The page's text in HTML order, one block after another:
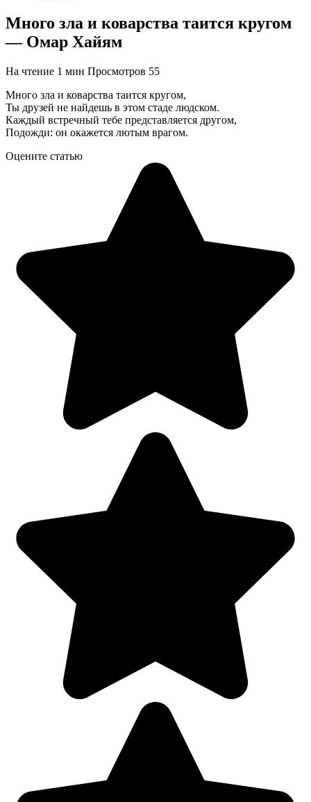
Много зла и коварства таится кругом
— Омар Хайям
На чтение 1 мин Просмотров 55
Много зла и коварства таится кругом,
Ты друзей не найдешь в этом стаде людском.
Каждый встречный тебе представляется другом,
Подожди: он окажется лютым врагом.
Оцените статью